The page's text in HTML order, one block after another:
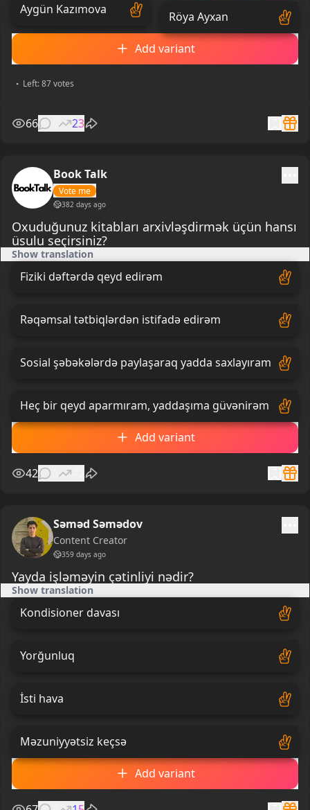
Aygün Kazımova Röya Ayxan
Add variant
Left: 87 votes
66 23
Book Talk
Vote me
382 days ago
Oxuduğunuz kitabları arxivləşdirmək üçün hansı
üsulu seçirsiniz?
Show translation
Fiziki dəftərdə qeyd edirəm
Rəqəmsal tətbiqlərdən istifadə edirəm
Sosial şəbəkələrdə paylaşaraq yadda saxlayıram
Heç bir qeyd aparmıram, yaddaşıma güvənirəm
Add variant
42
Səməd Səmədov
Content Creator
359 days ago
Yayda işləməyin çətinliyi nədir?
Show translation
Kondisioner davası
Yorğunluq
İsti hava
Məzuniyyətsiz keçsə
Add variant